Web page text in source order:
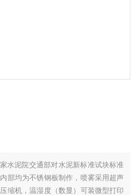
水泥院交通部对水泥新标准试块标准
部均为不锈钢板制作，喷雾采用超声
缩机，温湿度（数显）可装微型打印